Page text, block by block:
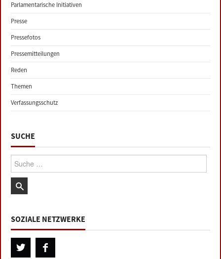
Parlamentarische Initiativen
Presse
Pressefotos
Pressemitteilungen
Reden
Themen
Verfassungsschutz
SUCHE
Suche:
SOZIALE NETZWERKE